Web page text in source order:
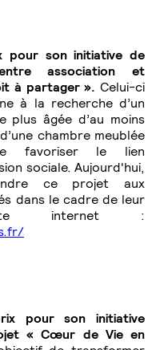
pour son initiative de
association et
à partager ». Celui-ci
à la recherche d’un
plus âgée d’au moins
chambre meublée
favoriser le lien
sociale. Aujourd'hui,
ce projet aux
dans le cadre de leur
internet :
pour son initiative
« Cœur de Vie en